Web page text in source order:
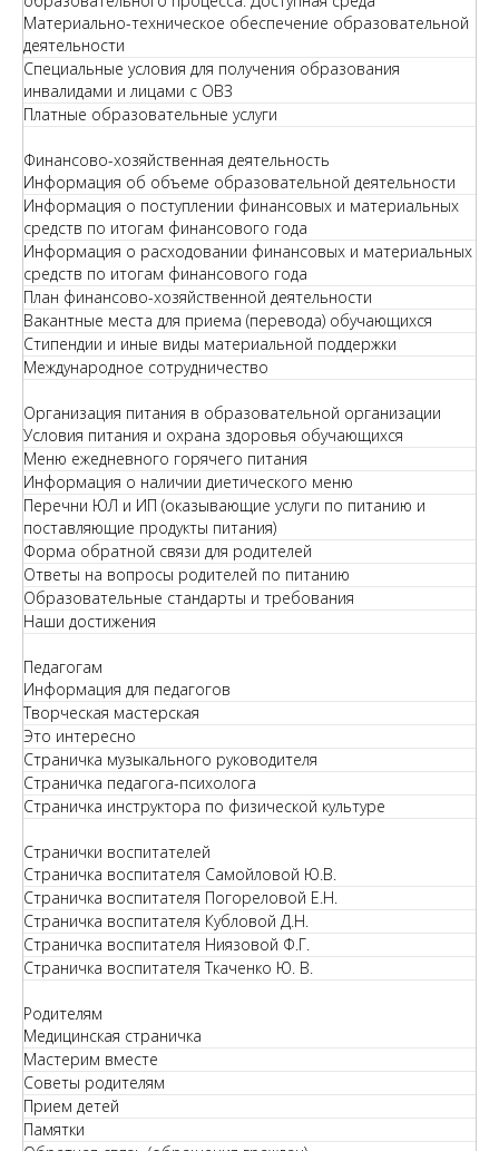
Материально-техническое обеспечение образовательной
деятельности
Специальные условия для получения образования
инвалидами и лицами с ОВЗ
Платные образовательные услуги
Финансово-хозяйственная деятельность
Информация об объеме образовательной деятельности
Информация о поступлении финансовых и материальных
средств по итогам финансового года
Информация о расходовании финансовых и материальных
средств по итогам финансового года
План финансово-хозяйственной деятельности
Вакантные места для приема (перевода) обучающихся
Стипендии и иные виды материальной поддержки
Международное сотрудничество
Организация питания в образовательной организации
Условия питания и охрана здоровья обучающихся
Меню ежедневного горячего питания
Информация о наличии диетического меню
Перечни ЮЛ и ИП (оказывающие услуги по питанию и
поставляющие продукты питания)
Форма обратной связи для родителей
Ответы на вопросы родителей по питанию
Образовательные стандарты и требования
Наши достижения
Педагогам
Информация для педагогов
Творческая мастерская
Это интересно
Страничка музыкального руководителя
Страничка педагога-психолога
Страничка инструктора по физической культуре
Странички воспитателей
Страничка воспитателя Самойловой Ю.В.
Страничка воспитателя Погореловой Е.Н.
Страничка воспитателя Кубловой Д.Н.
Страничка воспитателя Ниязовой Ф.Г.
Страничка воспитателя Ткаченко Ю. В.
Родителям
Медицинская страничка
Мастерим вместе
Советы родителям
Прием детей
Памятки